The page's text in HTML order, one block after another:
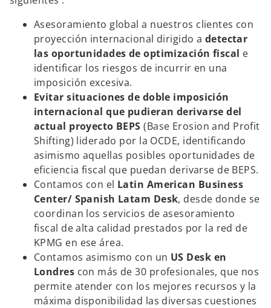
Asesoramiento global a nuestros clientes con
proyección internacional dirigido a detectar
las oportunidades de optimización fiscal e
identificar los riesgos de incurrir en una
imposición excesiva.
Evitar situaciones de doble imposición
internacional que pudieran derivarse del
actual proyecto BEPS (Base Erosion and Profit
Shifting) liderado por la OCDE, identificando
asimismo aquellas posibles oportunidades de
eficiencia fiscal que puedan derivarse de BEPS.
Contamos con el Latin American Business
Center/ Spanish Latam Desk, desde donde se
coordinan los servicios de asesoramiento
fiscal de alta calidad prestados por la red de
KPMG en ese área.
Contamos asimismo con un US Desk en
Londres con más de 30 profesionales, que nos
permite atender con los mejores recursos y la
máxima disponibilidad las diversas cuestiones